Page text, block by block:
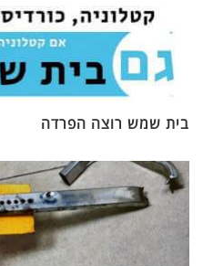
בית שמש רוצה הפרדה